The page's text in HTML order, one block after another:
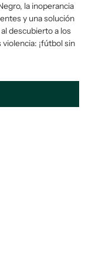
la inoperancia
y una solución
descubierto a los
¡fútbol sin